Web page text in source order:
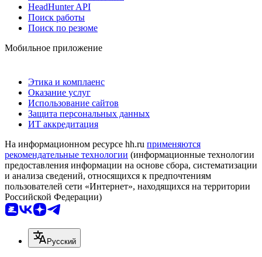
HeadHunter API
Поиск работы
Поиск по резюме
Мобильное приложение
Этика и комплаенс
Оказание услуг
Использование сайтов
Защита персональных данных
ИТ аккредитация
На информационном ресурсе hh.ru применяются
рекомендательные технологии (информационные технологии
предоставления информации на основе сбора, систематизации
и анализа сведений, относящихся к предпочтениям
пользователей сети «Интернет», находящихся на территории
Российской Федерации)
Русский